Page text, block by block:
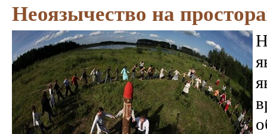
Неоязычество на